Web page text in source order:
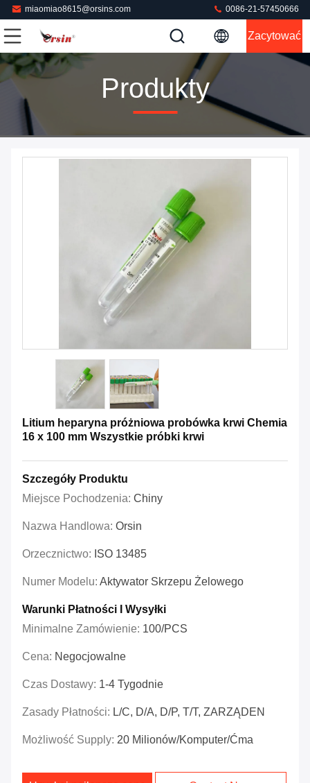
miaomiao8615@orsins.com 0086-21-57450666
Zacytować
Produkty
Litium heparyna próżniowa probówka krwi Chemia
16 x 100 mm Wszystkie próbki krwi
Szczegóły Produktu
Miejsce Pochodzenia: Chiny
Nazwa Handlowa: Orsin
Orzecznictwo: ISO 13485
Numer Modelu: Aktywator Skrzepu Żelowego
Warunki Płatności I Wysyłki
Minimalne Zamówienie: 100/PCS
Cena: Negocjowalne
Czas Dostawy: 1-4 Tygodnie
Zasady Płatności: L/C, D/A, D/P, T/T, ZARZĄDEN
Możliwość Supply: 20 Milionów/komputer/ćma